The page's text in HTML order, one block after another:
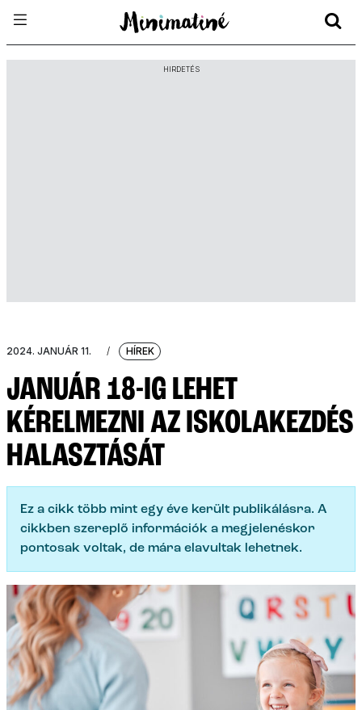
HIRDETÉS
2024. JANUÁR 11. / HÍREK
JANUÁR 18-IG LEHET
KÉRELMEZNI AZ ISKOLAKEZDÉS
HALASZTÁSÁT
Ez a cikk több mint egy éve került publikálásra. A
cikkben szereplő információk a megjelenéskor
pontosak voltak, de mára elavultak lehetnek.